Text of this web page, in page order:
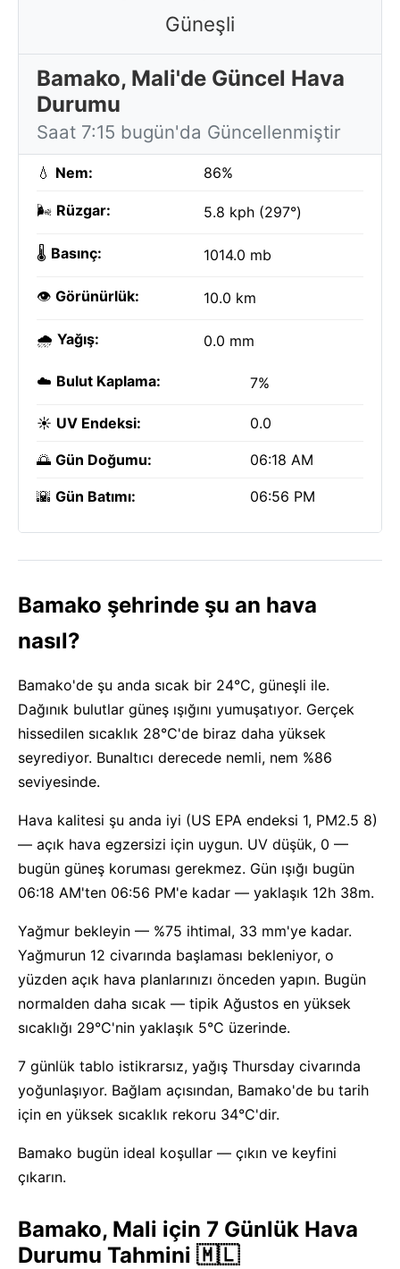
Güneşli
Bamako, Mali'de Güncel Hava
Durumu
Saat 7:15 bugün'da Güncellenmiştir
💧 Nem: 86%
🌬️ Rüzgar: 5.8 kph (297°)
🌡️ Basınç: 1014.0 mb
👁️ Görünürlük: 10.0 km
🌧️ Yağış: 0.0 mm
☁️ Bulut Kaplama: 7%
☀️ UV Endeksi: 0.0
🌅 Gün Doğumu: 06:18 AM
🌇 Gün Batımı: 06:56 PM
Bamako şehrinde şu an hava
nasıl?
Bamako'de şu anda sıcak bir 24°C, güneşli ile.
Dağınık bulutlar güneş ışığını yumuşatıyor. Gerçek
hissedilen sıcaklık 28°C'de biraz daha yüksek
seyrediyor. Bunaltıcı derecede nemli, nem %86
seviyesinde.
Hava kalitesi şu anda iyi (US EPA endeksi 1, PM2.5 8)
— açık hava egzersizi için uygun. UV düşük, 0 —
bugün güneş koruması gerekmez. Gün ışığı bugün
06:18 AM'ten 06:56 PM'e kadar — yaklaşık 12h 38m.
Yağmur bekleyin — %75 ihtimal, 33 mm'ye kadar.
Yağmurun 12 civarında başlaması bekleniyor, o
yüzden açık hava planlarınızı önceden yapın. Bugün
normalden daha sıcak — tipik Ağustos en yüksek
sıcaklığı 29°C'nin yaklaşık 5°C üzerinde.
7 günlük tablo istikrarsız, yağış Thursday civarında
yoğunlaşıyor. Bağlam açısından, Bamako'de bu tarih
için en yüksek sıcaklık rekoru 34°C'dir.
Bamako bugün ideal koşullar — çıkın ve keyfini
çıkarın.
Bamako, Mali için 7 Günlük Hava
Durumu Tahmini 🇲🇱